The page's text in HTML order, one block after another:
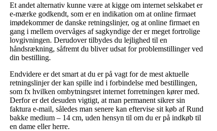
Et andet alternativ kunne være at kigge om internet selskabet er
e-mærke godkendt, som er en indikation om at online firmaet
imødekommer de danske retningslinjer, og at online firmaet en
gang i mellem overvåges af sagkyndige der er meget fortrolige
lovgivningen. Derudover tilbydes du lejlighed til en
håndsrækning, såfremt du bliver udsat for problemstillinger ved
din bestilling.
Endvidere er det smart at du er på vagt for de mest aktuelle
retningslinjer der kan spille ind i forbindelse med bestillingen,
som fx hvilken ombytningsret internet forretningen kører med.
Derfor er det desuden vigtigt, at man permanent sikrer sin
faktura e-mail, således man senere kan eftervise sit køb af Rund
bakke medium – 14 cm, uden hensyn til om du er på indkøb til
en dame eller herre.